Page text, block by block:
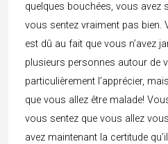
quelques bouchées, vous avez
vous sentez vraiment pas bien.
est dû au fait que vous n’avez
plusieurs personnes autour de
particulièrement l’apprécier,
que vous allez être malade!
vous sentez que vous allez
avez maintenant la certitude